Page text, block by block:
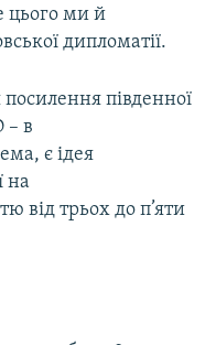
цього ми й
дипломатії.
південної
– в
є ідея
на
від трьох до п’яти